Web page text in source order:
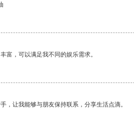
富，可以满足我不同的娱乐需求。
，让我能够与朋友保持联系，分享生活点滴。